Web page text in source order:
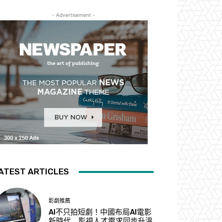
- Advertisement -
ARTICLES
影劇推薦
AI不只拍短劇！中國布局AI電影